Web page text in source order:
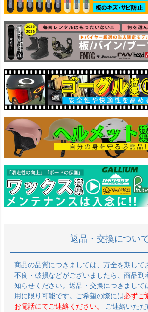
返品・交換について
商品の品質につきましては、万全を期して
不良・破損などがございましたら、商品到
知らせください。返品・交換につきまして
用に限り可能です。ご希望の際には必ずご
お電話にてご連絡ください。
ご連絡いた